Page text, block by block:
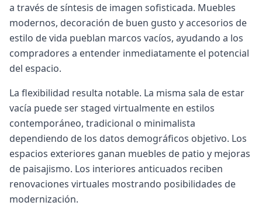
a través de síntesis de imagen sofisticada. Muebles
modernos, decoración de buen gusto y accesorios de
estilo de vida pueblan marcos vacíos, ayudando a los
compradores a entender inmediatamente el potencial
del espacio.
La flexibilidad resulta notable. La misma sala de estar
vacía puede ser staged virtualmente en estilos
contemporáneo, tradicional o minimalista
dependiendo de los datos demográficos objetivo. Los
espacios exteriores ganan muebles de patio y mejoras
de paisajismo. Los interiores anticuados reciben
renovaciones virtuales mostrando posibilidades de
modernización.